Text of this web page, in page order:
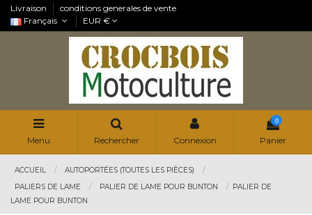
Livraison
conditions generales de vente
Français
EUR €
Menu Rechercher Connexion
0
Panier
ACCUEIL
AUTOPORTÉES (TOUTES LES PIÈCES)
PALIERS DE LAME
PALIER DE LAME POUR BUNTON
PALIER DE
LAME POUR BUNTON